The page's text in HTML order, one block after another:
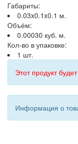
Габариты:
0.03x0.1x0.1 м.
Объём:
0.00030 куб. м.
Кол-во в упаковке:
1 шт.
Этот продукт
Информация о